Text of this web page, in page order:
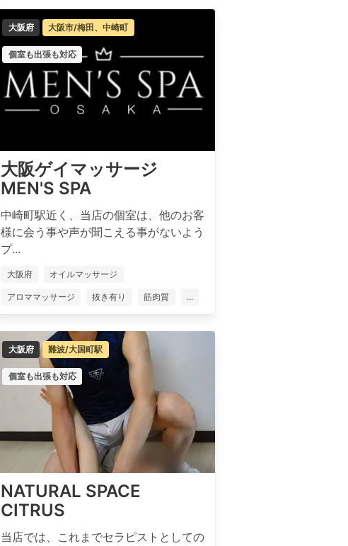
大阪府 大阪市/梅田、中崎町
個室も出張も対応
大阪ゲイマッサージ
MEN'S SPA
中崎町駅近く、当店の個室は、他のお客
様に会う事や声が聞こえる事がないよう
プ...
大阪府 オイルマッサージ
アロママッサージ 抜き有り 筋肉質 ...
大阪府 難波/大国町駅
個室も出張も対応
NATURAL SPACE
CITRUS
当店では、これまでセラピストとしての